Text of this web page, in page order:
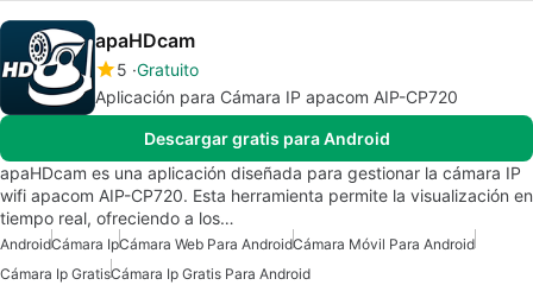
apaHDcam
5 Gratuito
Aplicación para Cámara IP apacom AIP-CP720
Descargar gratis para Android
apaHDcam es una aplicación diseñada para gestionar la cámara IP
wifi apacom AIP-CP720. Esta herramienta permite la visualización en
tiempo real, ofreciendo a los…
AndroidCámara IpCámara Web Para AndroidCámara Móvil Para Android
Cámara Ip GratisCámara Ip Gratis Para Android